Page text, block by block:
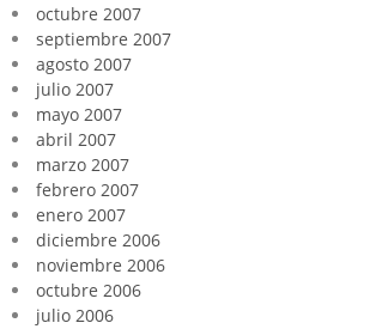
octubre 2007
septiembre 2007
agosto 2007
julio 2007
mayo 2007
abril 2007
marzo 2007
febrero 2007
enero 2007
diciembre 2006
noviembre 2006
octubre 2006
julio 2006